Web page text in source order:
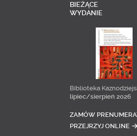
BIEŻĄCE
WYDANIE
Biblioteka
lipiec/sierpień 2026
ZAMÓW
PRZEJRZYJ ONLINE